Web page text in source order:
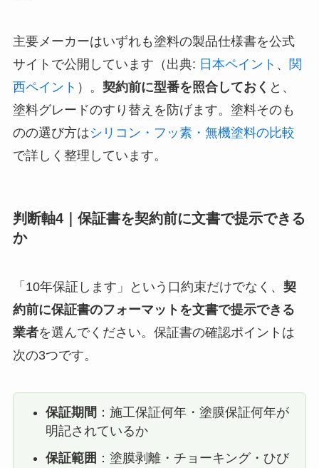
主要メーカーはいずれも塗料の製品仕様書を公式
サイトで公開しています（出典: 日本ペイント 、
関
西ペイント ）。 契約前に型番を照合しておく と、
塗料グレードのすり替えを防げます。塗料そのも
のの選び方はシリコン・フッ素・無機塗料の比較
で詳しく整理しています。
判断軸4｜保証書を契約前に文書で提示できる
か
「10年保証します」という口約束だけでなく、 契
約前に保証書のフォーマットを文書で提示できる
業者を選んでください。保証書の確認ポイントは
次の3つです。
保証期間 ：施工保証何年・塗膜保証何年が
明記されているか
保証範囲 ：塗膜剥離・チョーキング・ひび